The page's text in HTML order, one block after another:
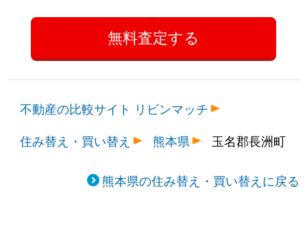
不動産の比較サイト リビンマッチ
住み替え・買い替え
熊本県 玉名郡長洲町
熊本県の住み替え・買い替えに戻る